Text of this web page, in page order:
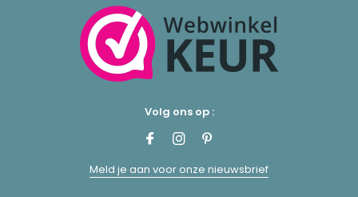
Volg ons op :
Meld je aan voor onze nieuwsbrief